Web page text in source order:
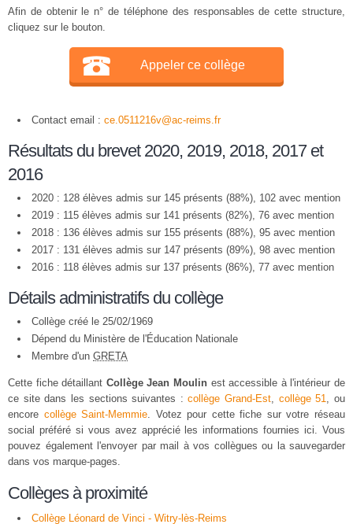
Afin de obtenir le n° de téléphone des responsables de cette structure,
cliquez sur le bouton.
Appeler ce collège
Contact email : ce.0511216v@ac-reims.fr
Résultats du brevet 2020, 2019, 2018, 2017 et
2016
2020 : 128 élèves admis sur 145 présents (88%), 102 avec mention
2019 : 115 élèves admis sur 141 présents (82%), 76 avec mention
2018 : 136 élèves admis sur 155 présents (88%), 95 avec mention
2017 : 131 élèves admis sur 147 présents (89%), 98 avec mention
2016 : 118 élèves admis sur 137 présents (86%), 77 avec mention
Détails administratifs du collège
Collège créé le 25/02/1969
Dépend du Ministère de l'Éducation Nationale
Membre d'un GRETA
Cette fiche détaillant Collège Jean Moulin est accessible à l'intérieur de
ce site dans les sections suivantes :collège Grand-Est, collège 51, ou
encore collège Saint-Memmie. Votez pour cette fiche sur votre réseau
social préféré si vous avez apprécié les informations fournies ici. Vous
pouvez également l'envoyer par mail à vos collègues ou la sauvegarder
dans vos marque-pages.
Collèges à proximité
Collège Léonard de Vinci - Witry-lès-Reims